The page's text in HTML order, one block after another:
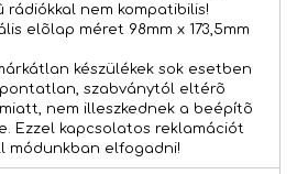
rádiókkal nem kompatibilis!
elõlap méret 98mm x 173,5mm
készülékek sok esetben
szabványtól eltérõ
nem illeszkednek a beépítõ
Ezzel kapcsolatos reklamációt
módunkban elfogadni!